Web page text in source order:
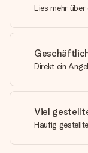
Lies mehr
Direkt ein
Viel
Häufig